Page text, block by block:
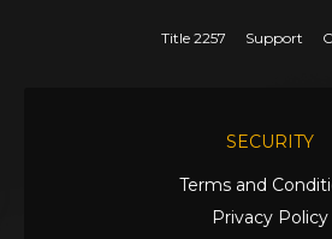
Title 2257 Support
SECURITY
Terms and
Privacy Policy